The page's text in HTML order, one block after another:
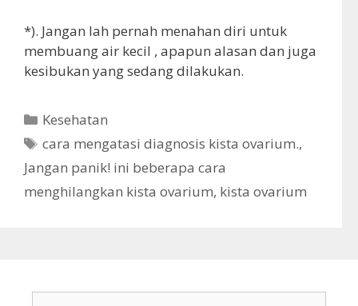
*). Jangan lah pernah menahan diri untuk
membuang air kecil , apapun alasan dan juga
kesibukan yang sedang dilakukan.
K
e
g
Kesehatan
T
g
cara mengatasi diagnosis kista ovarium.,
Jangan panik! ini beberapa cara
menghilangkan kista ovarium, kista ovarium